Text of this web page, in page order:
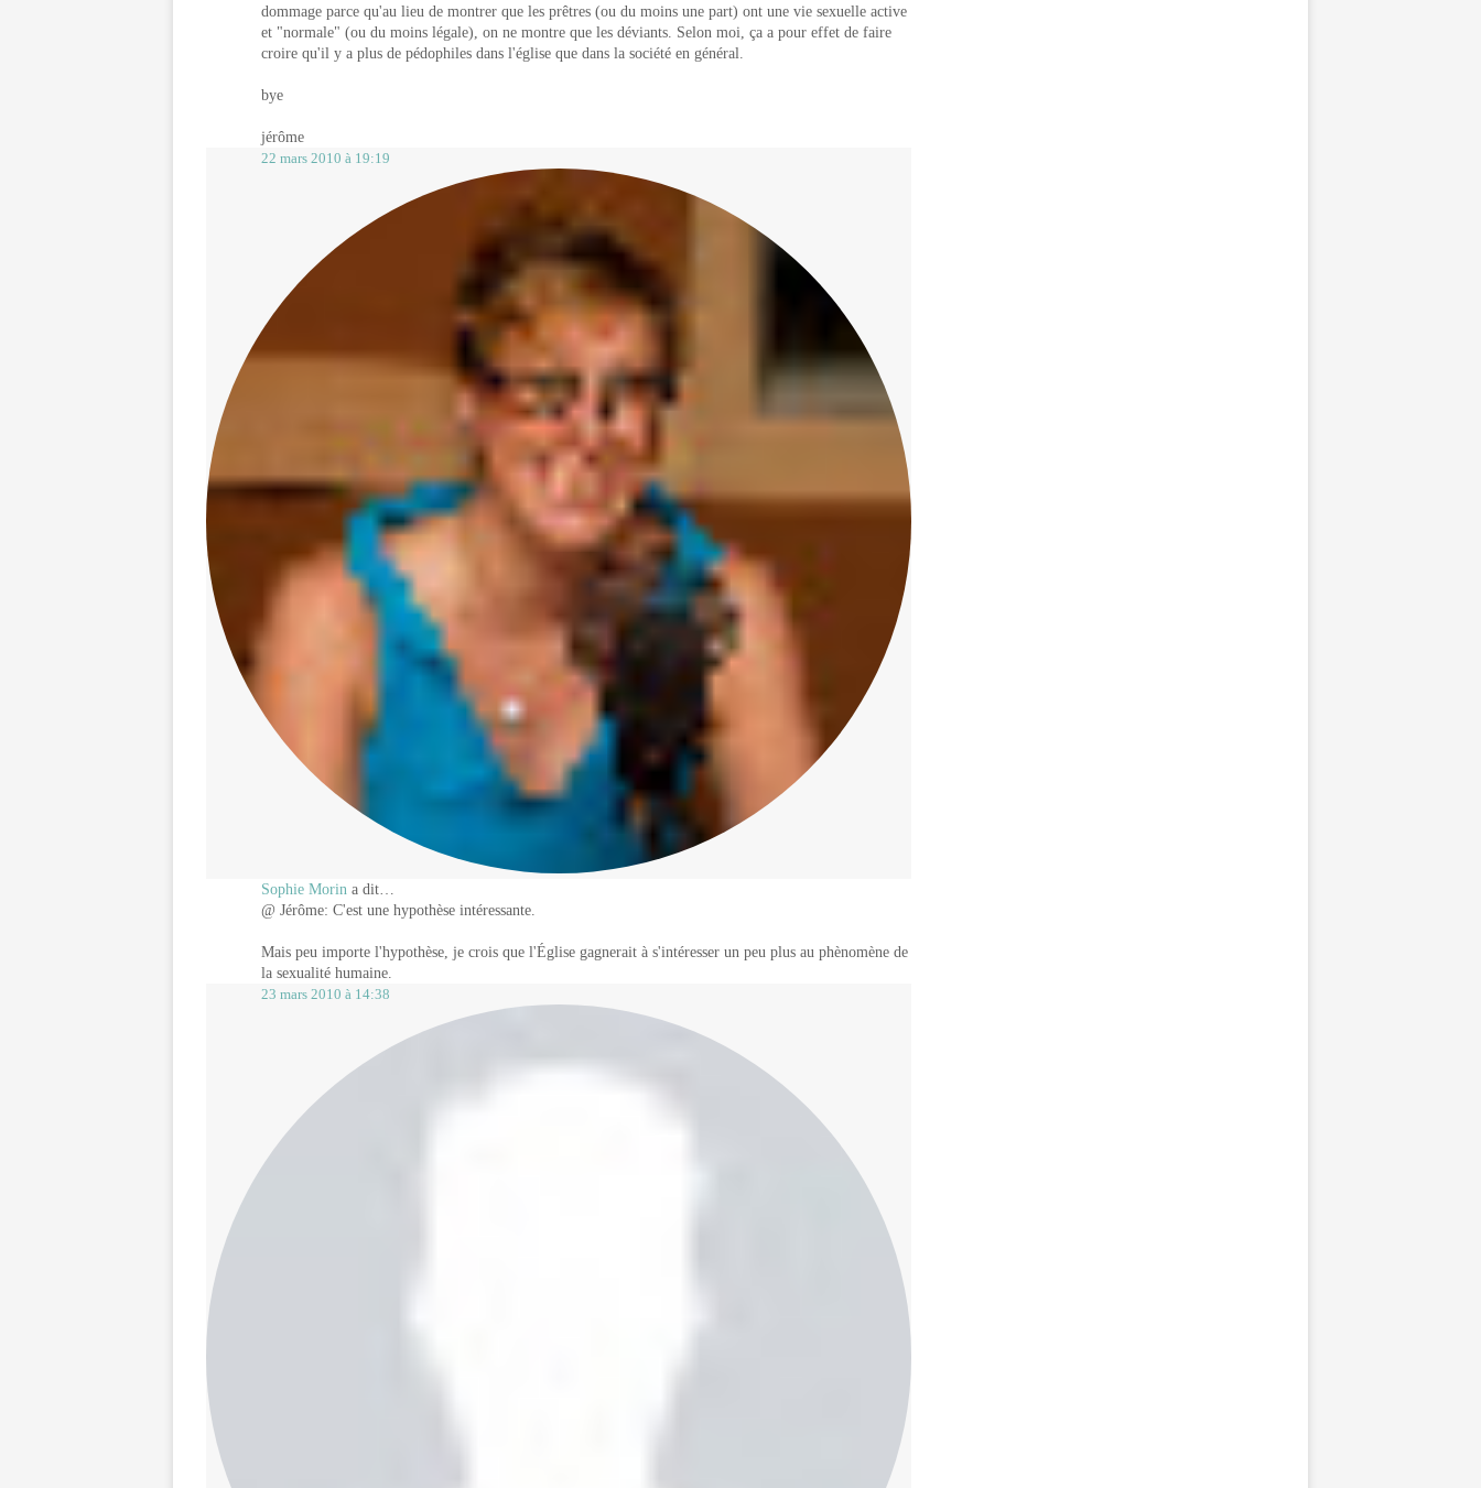
dommage parce qu'au lieu de montrer que les prêtres (ou du moins une part) ont une vie sexuelle active
et "normale" (ou du moins légale), on ne montre que les déviants. Selon moi, ça a pour effet de faire
croire qu'il y a plus de pédophiles dans l'église que dans la société en général.
bye
jérôme
22 mars 2010 à 19:19
Sophie Morin a dit…
@ Jérôme: C'est une hypothèse intéressante.
Mais peu importe l'hypothèse, je crois que l'Église gagnerait à s'intéresser un peu plus au phènomène de
la sexualité humaine.
23 mars 2010 à 14:38